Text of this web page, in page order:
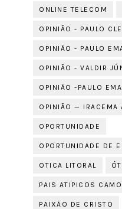
ONLINE TELECOM
OPINIÃO - PAULO
OPINIÃO - PAULO
OPINIÃO - VALDIR
OPINIÃO -PAULO
OPINIÃO — IRACEMA
OPORTUNIDADE
OPORTUNIDADE DE
OTICA LITORAL
PAIS ATIPICOS
PAIXÃO DE CRISTO